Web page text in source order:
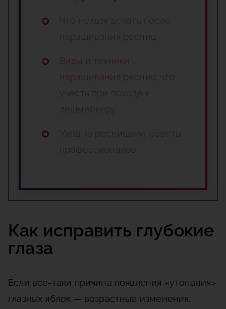
Что нельзя делать после
наращивания ресниц
Виды и техники
наращивания ресниц: что
учесть при походе к
лешмейкеру
Уход за ресницами: советы
профессионалов
Как исправить глубокие
глаза
Если все-таки причина появления «утопания»
глазных яблок — возрастные изменения,